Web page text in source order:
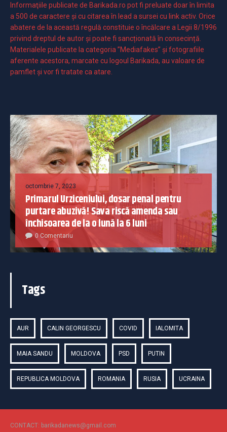
Informaţiile publicate de Barikada.ro pot fi preluate doar în limita
a 500 de caractere şi cu citarea în lead a sursei cu link activ. Orice
abatere de la această regulă constituie o încălcare a Legii 8/1996
privind dreptul de autor și poate fi sancționată în consecință.
Materialele publicate la categoria ”Mediafakes” și fotografiile
aferente acestora, marcate cu logoul Barikada, au valoare de
pamflet și vor fi tratate ca atare.
octombrie 7, 2023
Primarul Urziceniului, dosar penal pentru
purtare abuzivă! Sava riscă amenda sau
închisoarea de la o lună la 6 luni
0 Comentariu
Tags
AUR CALIN GEORGESCU COVID IALOMITA
MAIA SANDU MOLDOVA PSD PUTIN
REPUBLICA MOLDOVA ROMANIA RUSIA UCRAINA
CONTACT: barikadanews@gmail.com